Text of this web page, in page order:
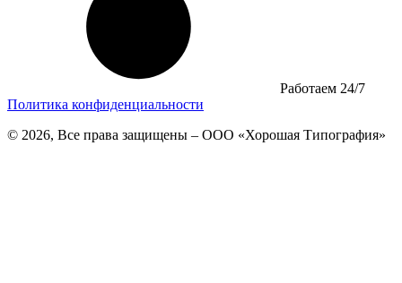
Работаем 24/7
Политика конфиденциальности
© 2026, Все права защищены – ООО «Хорошая Типография»